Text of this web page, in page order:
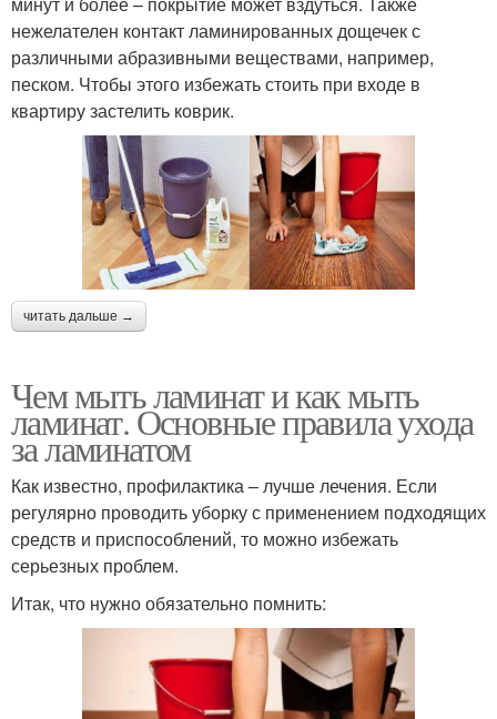
нежелателен контакт ламинированных дощечек с
различными абразивными веществами, например,
песком. Чтобы этого избежать стоить при входе в
квартиру застелить коврик.
читать дальше →
Чем мыть ламинат и как мыть
ламинат. Основные правила ухода
за ламинатом
Как известно, профилактика – лучше лечения. Если
регулярно проводить уборку с применением подходящих
средств и приспособлений, то можно избежать
серьезных проблем.
Итак, что нужно обязательно помнить: